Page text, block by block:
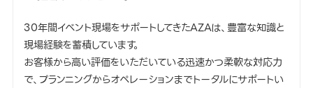
30年間イベント現場をサポートしてきたAZAは、豊富な知識と
現場経験を蓄積しています。
お客様から高い評価をいただいている迅速かつ柔軟な対応力
で、プランニングからオペレーションまでトータルにサポートい